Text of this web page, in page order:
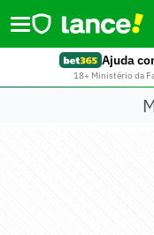
Ajuda
18+ Ministério da